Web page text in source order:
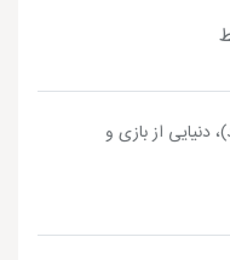
دنیایی از بازی و